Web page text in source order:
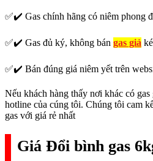
✅✔️ Gas chính hãng có niêm phong
✅✔️ Gas đủ ký, không bán gas giả
✅✔️ Bán đúng giá niêm yết trên
Nếu khách hàng thấy nơi khác có
hotline của cúng tôi. Chúng tôi cam
gas với giá rẻ nhất
Giá Đổi bình gas